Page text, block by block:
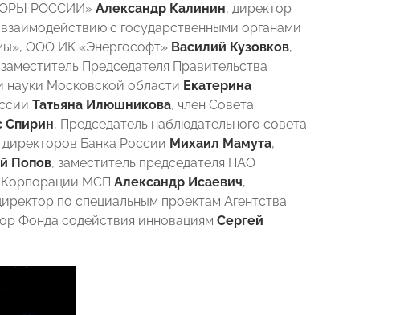
РОССИИ» Александр Калинин, директор
с государственными органами
ООО ИК «Энергософт» Василий Кузовков,
Председателя Правительства
Московской области Екатерина
Татьяна Илюшникова, член Совета
Спирин, Председатель наблюдательного совета
директоров Банка России Михаил Мамута,
Попов, заместитель председателя ПАО
Корпорации МСП Александр Исаевич,
по специальным проектам Агентства
Фонда содействия инновациям Сергей